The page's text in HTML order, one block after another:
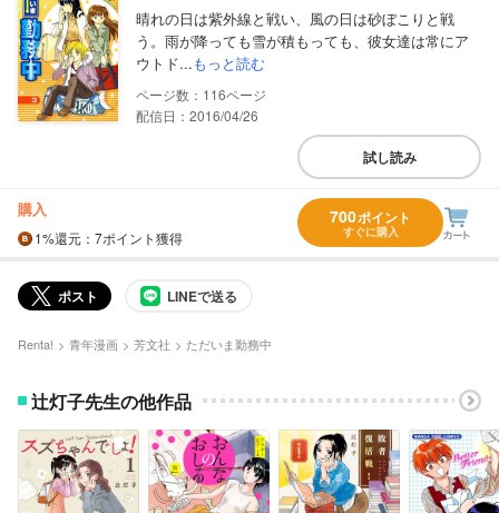
晴れの日は紫外線と戦い、風の日は砂ぼこりと戦
う。雨が降っても雪が積もっても、彼女達は常にア
ウトド...もっと読む
116
配信日：2016/04/26
試し読み
購入
1%還元 ：7ポイント獲得
700ポイント
すぐに購入
ポスト LINEで送る
Renta! 青年漫画 芳文社 ただいま勤務中
辻灯子先生の他作品